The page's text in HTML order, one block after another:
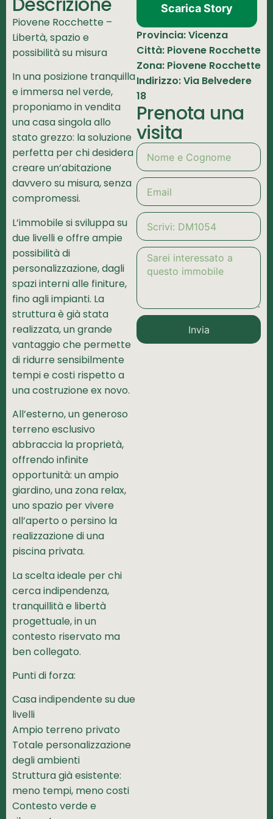
Piovene Rocchette –
Libertà, spazio e
possibilità su misura
In una posizione tranquilla
e immersa nel verde,
proponiamo in vendita
una casa singola allo
stato grezzo: la soluzione
perfetta per chi desidera
creare un’abitazione
davvero su misura, senza
compromessi.
L’immobile si sviluppa su
due livelli e offre ampie
possibilità di
personalizzazione, dagli
spazi interni alle finiture,
fino agli impianti. La
struttura è già stata
realizzata, un grande
vantaggio che permette
di ridurre sensibilmente
tempi e costi rispetto a
una costruzione ex novo.
All’esterno, un generoso
terreno esclusivo
abbraccia la proprietà,
offrendo infinite
opportunità: un ampio
giardino, una zona relax,
uno spazio per vivere
all’aperto o persino la
realizzazione di una
piscina privata.
La scelta ideale per chi
cerca indipendenza,
tranquillità e libertà
progettuale, in un
contesto riservato ma
ben collegato.
Punti di forza:
Casa indipendente su due
livelli
Ampio terreno privato
Totale personalizzazione
degli ambienti
Struttura già esistente:
meno tempi, meno costi
Contesto verde e
Scarica Story
Provincia: Vicenza
Città: Piovene Rocchette
Zona: Piovene Rocchette
Indirizzo: Via Belvedere
18
Prenota una
visita
Invia